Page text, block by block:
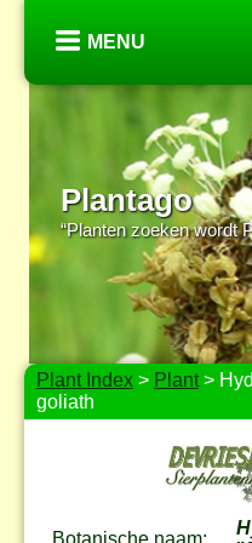
MENU
Plantago
“Planten zoeken wordt
Plant Index > Plant>
goliath
Botanische naam: